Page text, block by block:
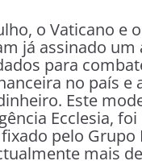
o Vaticano e
já assinado um
para
no país e
Este
Ecclesia, foi
pelo Grupo
mais